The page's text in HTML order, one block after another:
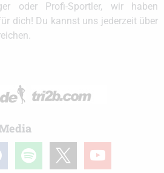
oder Profi-Sportler, wir haben
dich! Du kannst uns jederzeit über
spotify youtube